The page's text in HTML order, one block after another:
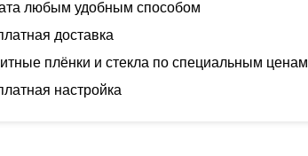
любым удобным способом
доставка
плёнки и стекла по специальным ценам
настройка